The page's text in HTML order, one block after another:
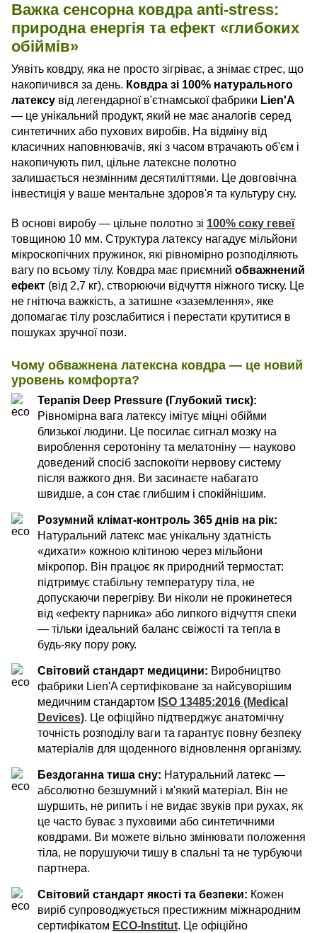
Важка сенсорна ковдра anti-stress:
природна енергія та ефект «глибоких
обіймів»
Уявіть ковдру, яка не просто зігріває, а знімає стрес, що
накопичився за день. Ковдра зі 100% натурального
латексу від легендарної в'єтнамської фабрики Lien'A
— це унікальний продукт, який не має аналогів серед
синтетичних або пухових виробів. На відміну від
класичних наповнювачів, які з часом втрачають об'єм і
накопичують пил, цільне латексне полотно
залишається незмінним десятиліттями. Це довговічна
інвестиція у ваше ментальне здоров'я та культуру сну.
В основі виробу — цільне полотно зі 100% соку гевеї
товщиною 10 мм. Структура латексу нагадує мільйони
мікроскопічних пружинок, які рівномірно розподіляють
вагу по всьому тілу. Ковдра має приємний обважнений
ефект (від 2,7 кг), створюючи відчуття ніжного тиску. Це
не гнітюча важкість, а затишне «заземлення», яке
допомагає тілу розслабитися і перестати крутитися в
пошуках зручної пози.
Чому обважнена латексна ковдра — це новий
уровень комфорта?
Терапія Deep Pressure (Глубокий тиск):
Рівномірна вага латексу імітує міцні обійми
близької людини. Це посилає сигнал мозку на
вироблення серотоніну та мелатоніну — науково
доведений спосіб заспокоїти нервову систему
після важкого дня. Ви засинаєте набагато
швидше, а сон стає глибшим і спокійнішим.
Розумний клімат-контроль 365 днів на рік:
Натуральний латекс має унікальну здатність
«дихати» кожною клітиною через мільйони
мікропор. Він працює як природний термостат:
підтримує стабільну температуру тіла, не
допускаючи перегріву. Ви ніколи не прокинетеся
від «ефекту парника» або липкого відчуття спеки
— тільки ідеальний баланс свіжості та тепла в
будь-яку пору року.
Світовий стандарт медицини: Виробництво
фабрики Lien'A сертифіковане за найсуворішим
медичним стандартом ISO 13485:2016 (Medical
Devices). Це офіційно підтверджує анатомічну
точність розподілу ваги та гарантує повну безпеку
матеріалів для щоденного відновлення організму.
Бездоганна тиша сну: Натуральний латекс —
абсолютно безшумний і м'який матеріал. Він не
шуршить, не рипить і не видає звуків при рухах, як
це часто буває з пуховими або синтетичними
ковдрами. Ви можете вільно змінювати положення
тіла, не порушуючи тишу в спальні та не турбуючи
партнера.
Світовий стандарт якості та безпеки: Кожен
виріб супроводжується престижним міжнародним
сертифікатом ECO-Institut. Це офіційно